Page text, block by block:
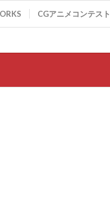
CGアニメコンテスト